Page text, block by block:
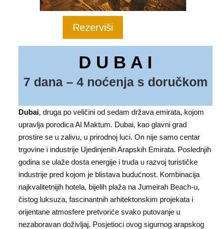
Rezerviši
D U B A I
7 dana – 4 noćenja s doručkom
Dubai, druga po veličini od sedam država emirata, kojom
upravlja porodica Al Maktum. Dubai, kao glavni grad
prostire se u zalivu, u prirodnoj luci. On nije samo centar
trgovine i industrije Ujedinjenih Arapskih Emirata. Poslednjih
godina se ulaže dosta energije i truda u razvoj turističke
industrije pred kojom je blistava budućnost. Kombinacija
najkvalitetnijih hotela, bijelih plaža na Jumeirah Beach-u,
čistog luksuza, fascinantnih arhitektonskim projekata i
orijentane atmosfere pretvoriće svako putovanje u
nezaboravan doživljaj. Posjetioci ovog sigurnog arapskog